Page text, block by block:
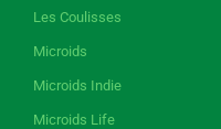
Les Coulisses
Microids
Microids Indie
Microids Life